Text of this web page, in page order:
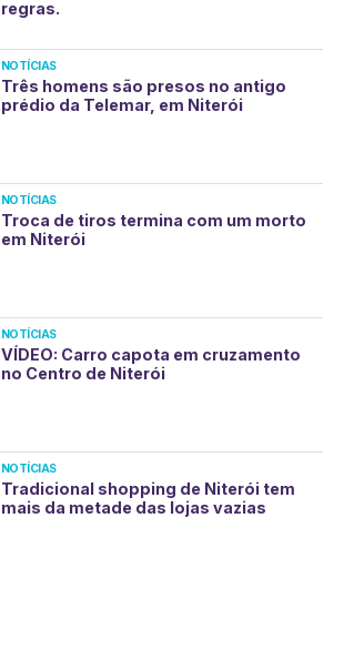
regras.
NOTÍCIAS
Três homens são presos no antigo
prédio da Telemar, em Niterói
NOTÍCIAS
Troca de tiros termina com um morto
em Niterói
NOTÍCIAS
VÍDEO: Carro capota em cruzamento
no Centro de Niterói
NOTÍCIAS
Tradicional shopping de Niterói tem
mais da metade das lojas vazias